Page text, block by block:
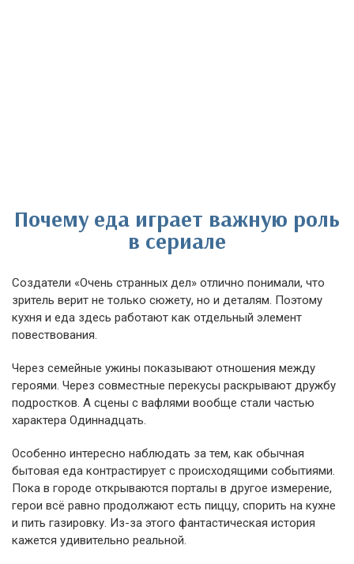
Почему еда играет важную роль
в сериале
Создатели «Очень странных дел» отлично понимали, что
зритель верит не только сюжету, но и деталям. Поэтому
кухня и еда здесь работают как отдельный элемент
повествования.
Через семейные ужины показывают отношения между
героями. Через совместные перекусы раскрывают дружбу
подростков. А сцены с вафлями вообще стали частью
характера Одиннадцать.
Особенно интересно наблюдать за тем, как обычная
бытовая еда контрастирует с происходящими событиями.
Пока в городе открываются порталы в другое измерение,
герои всё равно продолжают есть пиццу, спорить на кухне
и пить газировку. Из-за этого фантастическая история
кажется удивительно реальной.